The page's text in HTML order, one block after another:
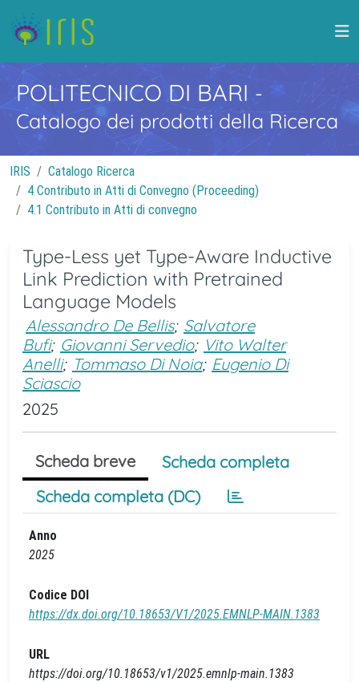
POLITECNICO DI BARI -
Catalogo dei prodotti della Ricerca
IRIS
Catalogo Ricerca
4 Contributo in Atti di Convegno (Proceeding)
4.1 Contributo in Atti di convegno
Type-Less yet Type-Aware Inductive
Link Prediction with Pretrained
Language Models
Alessandro De Bellis; Salvatore
Bufi; Giovanni Servedio; Vito Walter
Anelli; Tommaso Di Noia; Eugenio Di
Sciascio
2025
Scheda breve
Scheda completa
Scheda completa (DC)
Anno
2025
Codice DOI
https://dx.doi.org/10.18653/V1/2025.EMNLP-MAIN.1383
URL
https://doi.org/10.18653/v1/2025.emnlp-main.1383